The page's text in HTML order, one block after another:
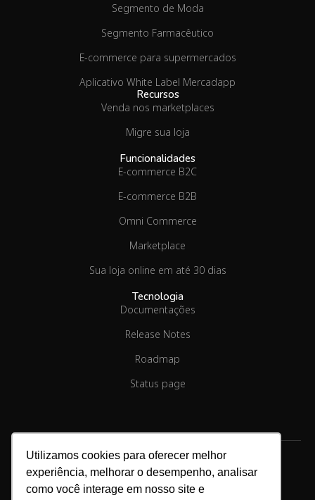
Utilizamos cookies para oferecer melhor
experiência, melhorar o desempenho, analisar
como você interage em nosso site e
Segmento de Moda
Segmento Farmacêutico
E-commerce para supermercados
Aplicativo White Label Mercadapp
Recursos
Venda nos marketplaces
Migre sua loja
Funcionalidades
E-commerce B2C
E-commerce B2B
Omni Commerce
Marketplace
Sua loja online em até 30 dias
Tecnologia
Documentações
Release Notes
Roadmap
Status page
Copyright © 2026.Linx Commerce